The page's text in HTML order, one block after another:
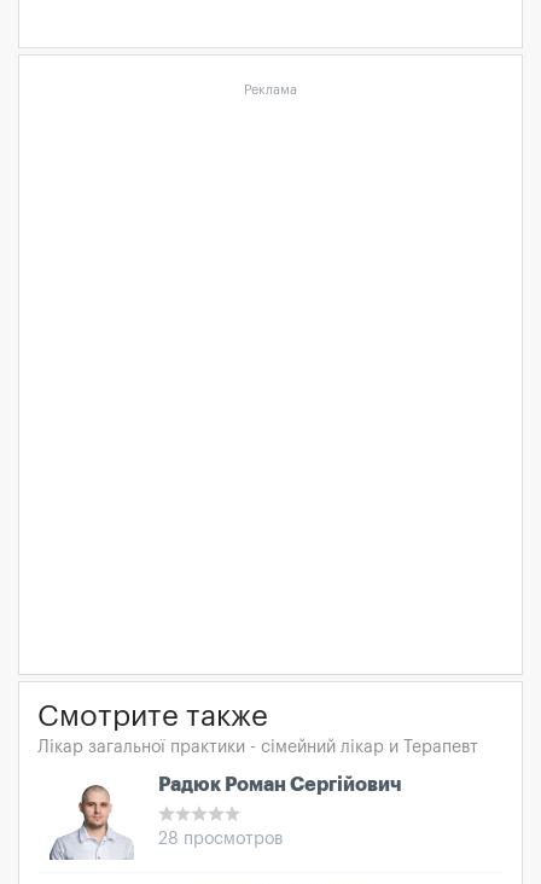
Реклама
Смотрите также
Лікар загальної практики - сімейний лікар и Терапевт
Радюк Роман Сергійович
28 просмотров